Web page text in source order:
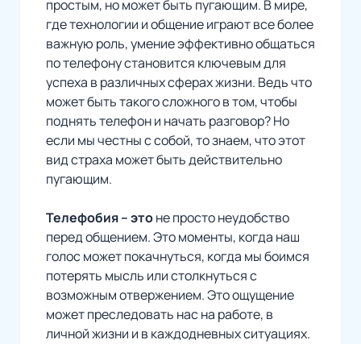
простым, но может быть пугающим. В мире,
где технологии и общение играют все более
важную роль, умение эффективно общаться
по телефону становится ключевым для
успеха в различных сферах жизни. Ведь что
может быть такого сложного в том, чтобы
поднять телефон и начать разговор? Но
если мы честны с собой, то знаем, что этот
вид страха может быть действительно
пугающим.
Телефобия – этоне просто неудобство
перед общением. Это моменты, когда наш
голос может покачнуться, когда мы боимся
потерять мысль или столкнуться с
возможным отвержением. Это ощущение
может преследовать нас на работе, в
личной жизни и в каждодневных ситуациях.